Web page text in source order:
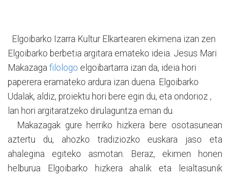
Elgoibarko Izarra Kultur Elkartearen ekimena izan zen
Elgoibarko berbetia argitara emateko ideia. Jesus Mari
Makazaga filologo elgoibartarra izan da, ideia hori
paperera eramateko ardura izan duena. Elgoibarko
Udalak, aldiz, proiektu hori bere egin du, eta ondorioz ,
lan hori argitaratzeko dirulaguntza eman du.
Makazagak gure herriko hizkera bere osotasunean
aztertu du, ahozko tradiziozko euskara jaso eta
ahalegina egiteko asmotan. Beraz, ekimen honen
helburua Elgoibarko hizkera ahalik eta leialtasunik